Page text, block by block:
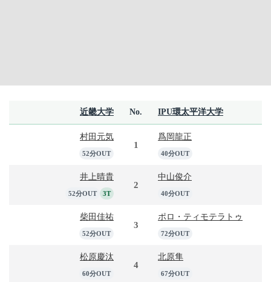
近畿大学 No. IPU環太平洋大学
村田元気
52分OUT
1
爲岡龍正
40分OUT
井上晴貴
52分OUT 3T
2
中山俊介
40分OUT
柴田佳祐
52分OUT
3
ポロ・ティモテラトゥ
72分OUT
松原慶汰
60分OUT
4
北原隼
67分OUT